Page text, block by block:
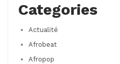
Categories
Actualité
Afrobeat
Afropop